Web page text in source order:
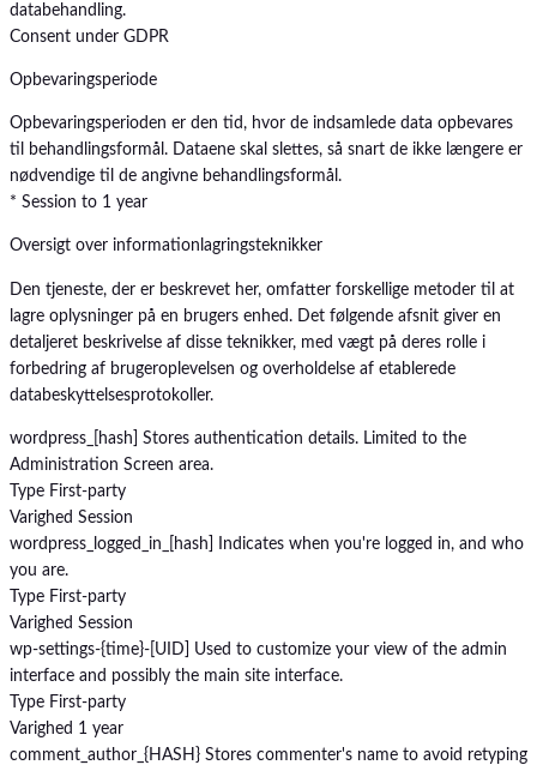
databehandling.
Consent under GDPR
Opbevaringsperiode
Opbevaringsperioden er den tid, hvor de indsamlede data opbevares
til behandlingsformål. Dataene skal slettes, så snart de ikke længere er
nødvendige til de angivne behandlingsformål.
* Session to 1 year
Oversigt over informationlagringsteknikker
Den tjeneste, der er beskrevet her, omfatter forskellige metoder til at
lagre oplysninger på en brugers enhed. Det følgende afsnit giver en
detaljeret beskrivelse af disse teknikker, med vægt på deres rolle i
forbedring af brugeroplevelsen og overholdelse af etablerede
databeskyttelsesprotokoller.
wordpress_[hash]
Stores authentication details. Limited to the
Administration Screen area.
Type First-party
Varighed Session
wordpress_logged_in_[hash]
Indicates when you're logged in, and who
you are.
Type First-party
Varighed Session
wp-settings-{time}-[UID]
Used to customize your view of the admin
interface and possibly the main site interface.
Type First-party
Varighed 1 year
comment_author_{HASH} Stores commenter's name to avoid retyping